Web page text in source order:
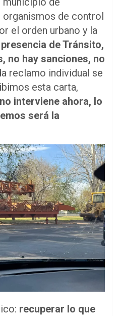
organismos de control
el orden urbano y la
de Tránsito,
no hay sanciones, no
reclamo individual se
esta carta,
interviene ahora, lo
será la
recuperar lo que